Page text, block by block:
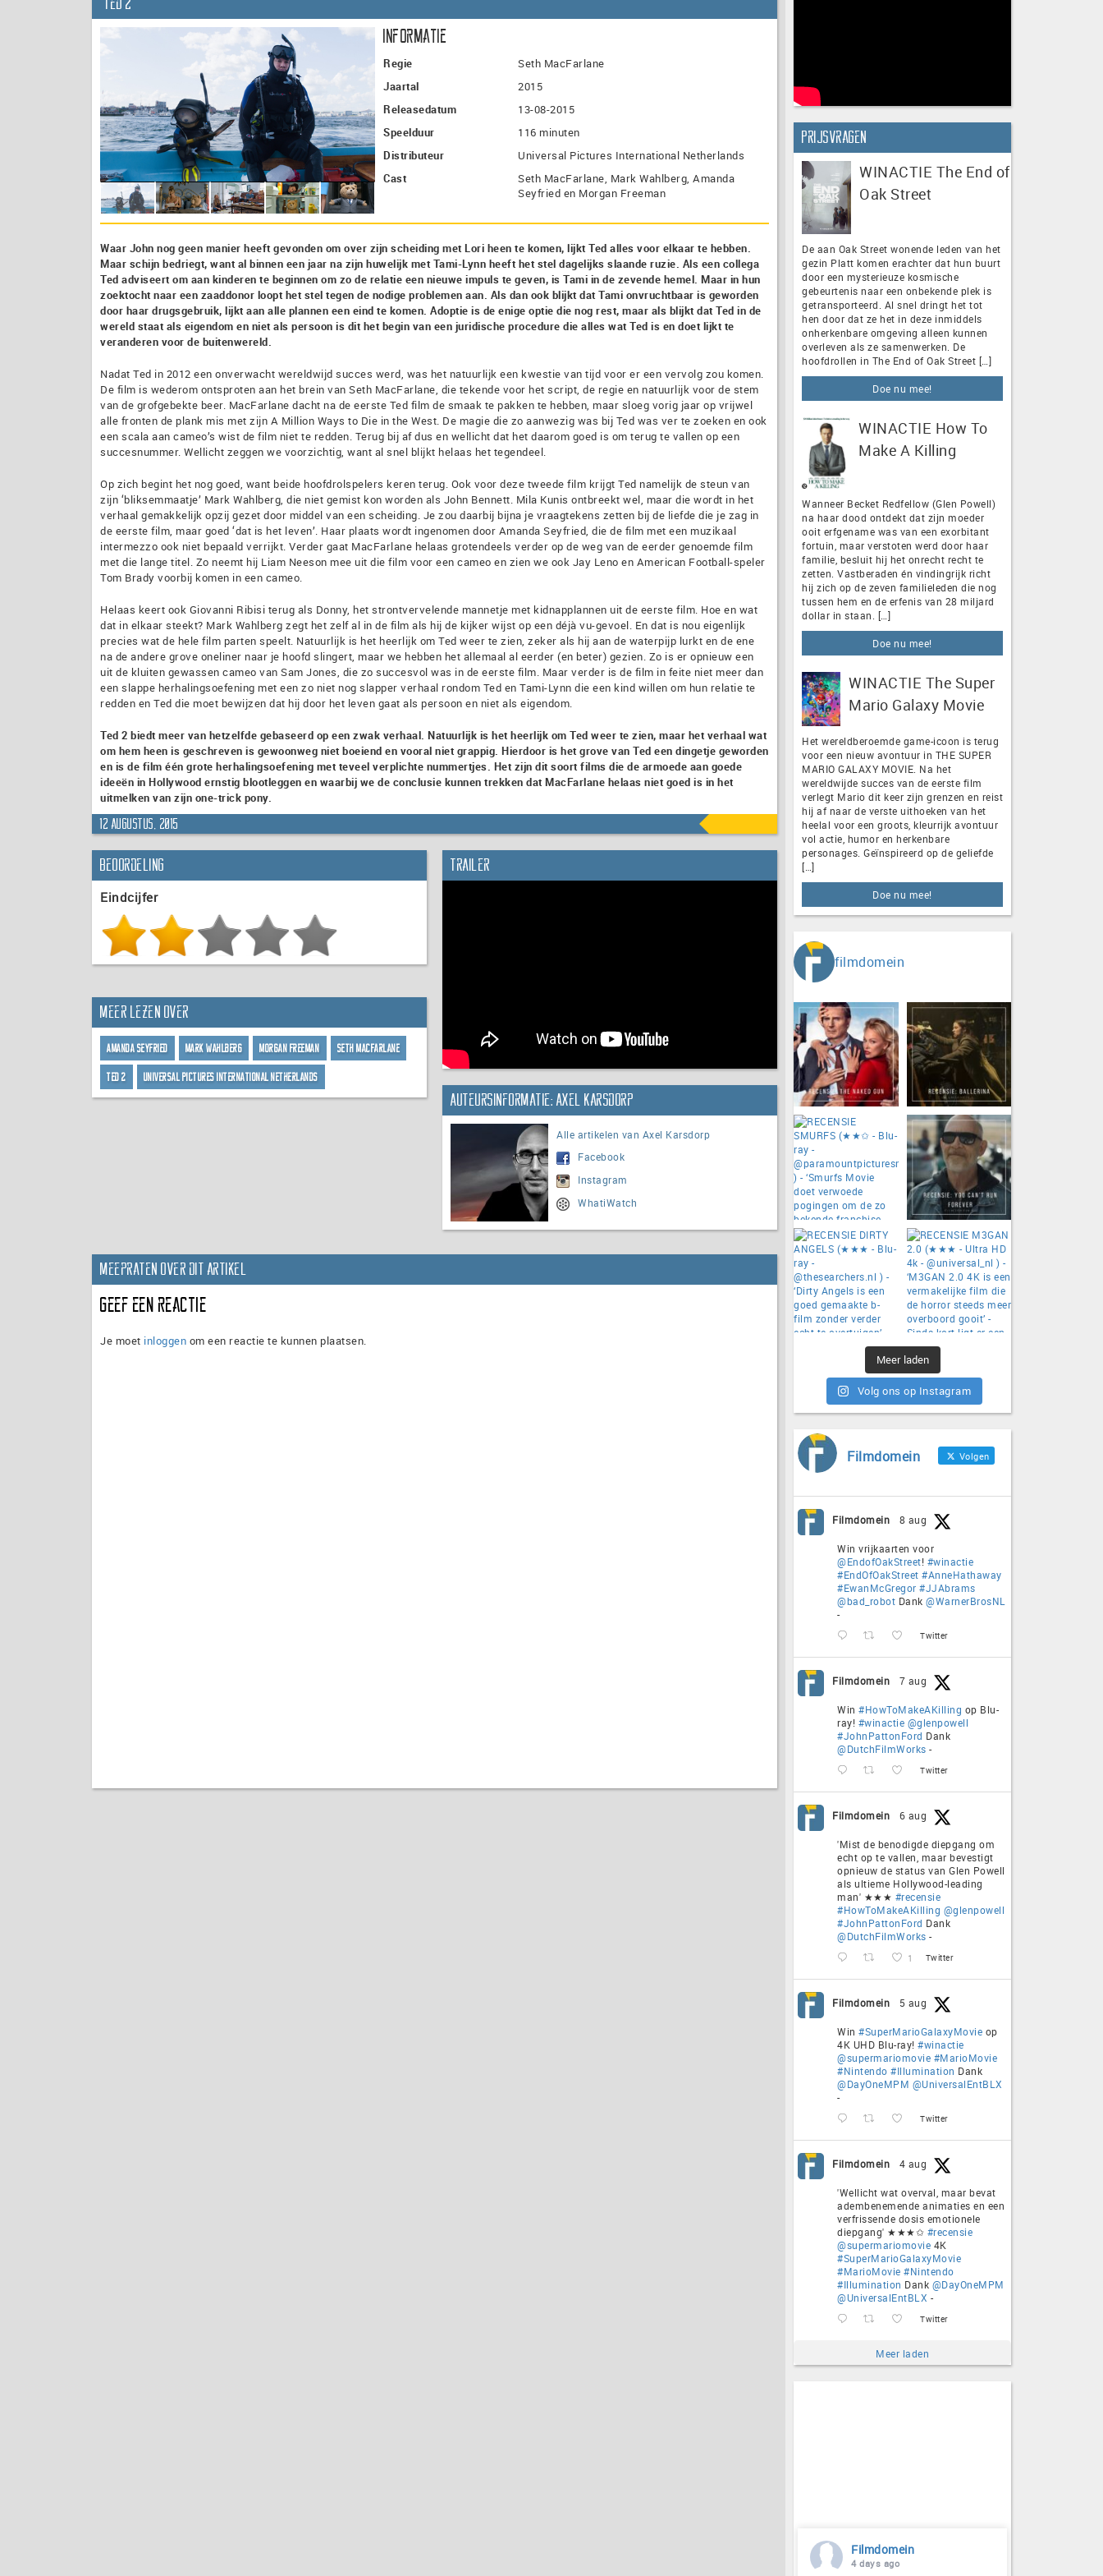
Informatie
Regie
Seth MacFarlane
Jaartal
2015
Releasedatum
13-08-2015
Speelduur
116 minuten
Distributeur
Universal Pictures International Netherlands
Cast
Seth MacFarlane, Mark Wahlberg, Amanda
Seyfried en Morgan Freeman
Waar John nog geen manier heeft gevonden om over zijn scheiding met Lori heen te komen, lijkt Ted alles voor elkaar te hebben.
Maar schijn bedriegt, want al binnen een jaar na zijn huwelijk met Tami-Lynn heeft het stel dagelijks slaande ruzie. Als een collega
Ted adviseert om aan kinderen te beginnen om zo de relatie een nieuwe impuls te geven, is Tami in de zevende hemel. Maar in hun
zoektocht naar een zaaddonor loopt het stel tegen de nodige problemen aan. Als dan ook blijkt dat Tami onvruchtbaar is geworden
door haar drugsgebruik, lijkt aan alle plannen een eind te komen. Adoptie is de enige optie die nog rest, maar als blijkt dat Ted in de
wereld staat als eigendom en niet als persoon is dit het begin van een juridische procedure die alles wat Ted is en doet lijkt te
veranderen voor de buitenwereld.
Nadat Ted in 2012 een onverwacht wereldwijd succes werd, was het natuurlijk een kwestie van tijd voor er een vervolg zou komen.
De film is wederom ontsproten aan het brein van Seth MacFarlane, die tekende voor het script, de regie en natuurlijk voor de stem
van de grofgebekte beer. MacFarlane dacht na de eerste Ted film de smaak te pakken te hebben, maar sloeg vorig jaar op vrijwel
alle fronten de plank mis met zijn A Million Ways to Die in the West. De magie die zo aanwezig was bij Ted was ver te zoeken en ook
een scala aan cameo’s wist de film niet te redden. Terug bij af dus en wellicht dat het daarom goed is om terug te vallen op een
succesnummer. Wellicht zeggen we voorzichtig, want al snel blijkt helaas het tegendeel.
Op zich begint het nog goed, want beide hoofdrolspelers keren terug. Ook voor deze tweede film krijgt Ted namelijk de steun van
zijn ‘bliksemmaatje’ Mark Wahlberg, die niet gemist kon worden als John Bennett. Mila Kunis ontbreekt wel, maar die wordt in het
verhaal gemakkelijk opzij gezet door middel van een scheiding. Je zou daarbij bijna je vraagtekens zetten bij de liefde die je zag in
de eerste film, maar goed ‘dat is het leven’. Haar plaats wordt ingenomen door Amanda Seyfried, die de film met een muzikaal
intermezzo ook niet bepaald verrijkt. Verder gaat MacFarlane helaas grotendeels verder op de weg van de eerder genoemde film
met die lange titel. Zo neemt hij Liam Neeson mee uit die film voor een cameo en zien we ook Jay Leno en American Football-speler
Tom Brady voorbij komen in een cameo.
Helaas keert ook Giovanni Ribisi terug als Donny, het strontvervelende mannetje met kidnapplannen uit de eerste film. Hoe en wat
dat in elkaar steekt? Mark Wahlberg zegt het zelf al in de film als hij de kijker wijst op een déjà vu-gevoel. En dat is nou eigenlijk
precies wat de hele film parten speelt. Natuurlijk is het heerlijk om Ted weer te zien, zeker als hij aan de waterpijp lurkt en de ene
na de andere grove oneliner naar je hoofd slingert, maar we hebben het allemaal al eerder (en beter) gezien. Zo is er opnieuw een
uit de kluiten gewassen cameo van Sam Jones, die zo succesvol was in de eerste film. Maar verder is de film in feite niet meer dan
een slappe herhalingsoefening met een zo niet nog slapper verhaal rondom Ted en Tami-Lynn die een kind willen om hun relatie te
redden en Ted die moet bewijzen dat hij door het leven gaat als persoon en niet als eigendom.
Ted 2 biedt meer van hetzelfde gebaseerd op een zwak verhaal. Natuurlijk is het heerlijk om Ted weer te zien, maar het verhaal wat
om hem heen is geschreven is gewoonweg niet boeiend en vooral niet grappig. Hierdoor is het grove van Ted een dingetje geworden
en is de film één grote herhalingsoefening met teveel verplichte nummertjes. Het zijn dit soort films die de armoede aan goede
ideeën in Hollywood ernstig blootleggen en waarbij we de conclusie kunnen trekken dat MacFarlane helaas niet goed is in het
uitmelken van zijn one-trick pony.
12 augustus, 2015
Beoordeling
Eindcijfer
Trailer
Meer lezen over
Amanda Seyfried Mark Wahlberg Morgan Freeman Seth MacFarlane
Ted 2 Universal Pictures International Netherlands
Auteursinformatie: Axel Karsdorp
Alle artikelen van Axel Karsdorp
Facebook
Instagram
WhatiWatch
Meepraten over dit artikel
Geef een reactie
Je moet inloggen om een reactie te kunnen plaatsen.
Prijsvragen
WINACTIE The End of
Oak Street
De aan Oak Street wonende leden van het
gezin Platt komen erachter dat hun buurt
door een mysterieuze kosmische
gebeurtenis naar een onbekende plek is
getransporteerd. Al snel dringt het tot
hen door dat ze het in deze inmiddels
onherkenbare omgeving alleen kunnen
overleven als ze samenwerken. De
hoofdrollen in The End of Oak Street […]
Doe nu mee!
WINACTIE How To
Make A Killing
Wanneer Becket Redfellow (Glen Powell)
na haar dood ontdekt dat zijn moeder
ooit erfgename was van een exorbitant
fortuin, maar verstoten werd door haar
familie, besluit hij het onrecht recht te
zetten. Vastberaden én vindingrijk richt
hij zich op de zeven familieleden die nog
tussen hem en de erfenis van 28 miljard
dollar in staan. […]
Doe nu mee!
WINACTIE The Super
Mario Galaxy Movie
Het wereldberoemde game-icoon is terug
voor een nieuw avontuur in THE SUPER
MARIO GALAXY MOVIE. Na het
wereldwijde succes van de eerste film
verlegt Mario dit keer zijn grenzen en reist
hij af naar de verste uithoeken van het
heelal voor een groots, kleurrijk avontuur
vol actie, humor en herkenbare
personages. Geïnspireerd op de geliefde
[…]
Doe nu mee!
filmdomein
Meer laden
Volg ons op Instagram
Filmdomein Volgen
Filmdomein 8 aug
Win vrijkaarten voor
@EndofOakStreet! #winactie
#EndOfOakStreet #AnneHathaway
#EwanMcGregor #JJAbrams
@bad_robot Dank @WarnerBrosNL
-
Twitter
Filmdomein 7 aug
Win #HowToMakeAKilling op Blu-
ray! #winactie @glenpowell
#JohnPattonFord Dank
@DutchFilmWorks -
Twitter
Filmdomein 6 aug
'Mist de benodigde diepgang om
echt op te vallen, maar bevestigt
opnieuw de status van Glen Powell
als ultieme Hollywood-leading
man' ★★★ #recensie
#HowToMakeAKilling @glenpowell
#JohnPattonFord Dank
@DutchFilmWorks -
1 Twitter
Filmdomein 5 aug
Win #SuperMarioGalaxyMovie op
4K UHD Blu-ray! #winactie
@supermariomovie #MarioMovie
#Nintendo #Illumination Dank
@DayOneMPM @UniversalEntBLX
-
Twitter
Filmdomein 4 aug
'Wellicht wat overval, maar bevat
adembenemende animaties en een
verfrissende dosis emotionele
diepgang' ★★★✩ #recensie
@supermariomovie 4K
#SuperMarioGalaxyMovie
#MarioMovie #Nintendo
#Illumination Dank @DayOneMPM
@UniversalEntBLX -
Twitter
Meer laden
Filmdomein
4 days ago